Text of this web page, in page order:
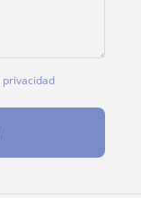
privacidad